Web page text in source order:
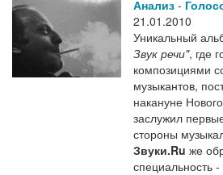
Анализ -
21.01.2010
Уникальный
Звук речи", где
композициями
музыкантов,
накануне
заслужил
стороны
Звуки.Ru же
специальность